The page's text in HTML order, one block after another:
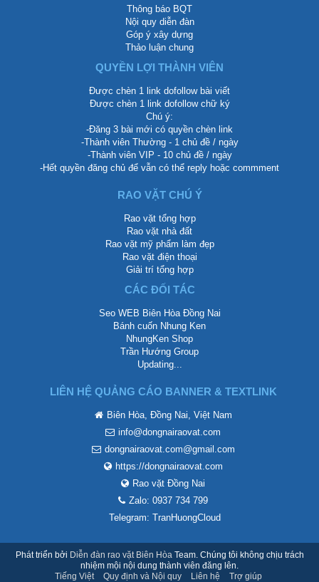
Thông báo BQT
Nội quy diễn đàn
Góp ý xây dựng
Thảo luận chung
QUYỀN LỢI THÀNH VIÊN
Được chèn 1 link dofollow bài viết
Được chèn 1 link dofollow chữ ký
Chú ý:
-Đăng 3 bài mới có quyền chèn link
-Thành viên Thường - 1 chủ đề / ngày
-Thành viên VIP - 10 chủ đề / ngày
-Hết quyền đăng chủ để vẫn có thể reply hoặc commment
RAO VẶT CHÚ Ý
Rao vặt tổng hợp
Rao vặt nhà đất
Rao vặt mỹ phẩm làm đẹp
Rao vặt điện thoại
Giải trí tổng hợp
CÁC ĐỐI TÁC
Seo WEB Biên Hòa Đồng Nai
Bánh cuốn Nhung Ken
NhungKen Shop
Trần Hướng Group
Updating...
LIÊN HỆ QUẢNG CÁO BANNER & TEXTLINK
Biên Hòa, Đồng Nai, Việt Nam
info@dongnairaovat.com
dongnairaovat.com@gmail.com
https://dongnairaovat.com
Rao vặt Đồng Nai
Zalo: 0937 734 799
Telegram: TranHuongCloud
Phát triển bởi Diễn đàn rao vặt Biên Hòa Team. Chúng tôi không chịu trách
nhiệm mội nội dung thành viên đăng lên.
Tiếng Việt
Quy định và Nội quy Liên hệ Trợ giúp